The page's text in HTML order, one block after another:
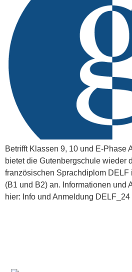
Betrifft Klassen 9, 10 und E-Phase
bietet die Gutenbergschule wieder
französischen Sprachdiplom DELF
(B1 und B2) an. Informationen und
hier: Info und Anmeldung DELF_24